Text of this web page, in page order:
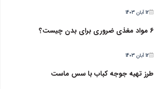
12 آبان 1403
6 مواد مغذی ضروری برای بدن چیست؟
12 آبان 1403
طرز تهیه جوجه کباب با سس ماست